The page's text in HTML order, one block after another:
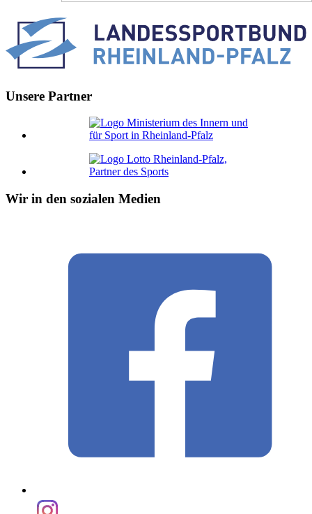
Unsere Partner
Wir in den sozialen Medien